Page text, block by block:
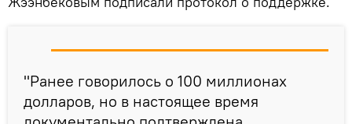
"Ранее говорилось о 100 миллионах
долларов, но в настоящее время